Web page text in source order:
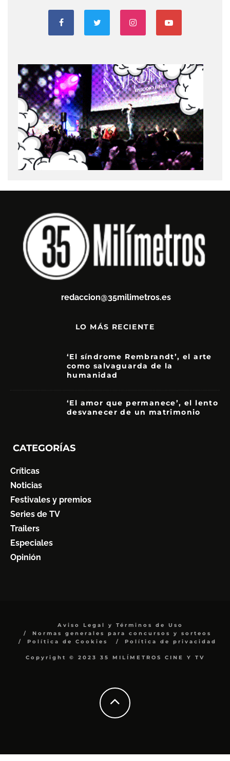
redaccion@35milimetros.es
LO MÁS RECIENTE
‘El síndrome Rembrandt’, el arte
como salvaguarda de la
humanidad
‘El amor que permanece’, el lento
desvanecer de un matrimonio
CATEGORÍAS
Críticas
Noticias
Festivales y premios
Series de TV
Trailers
Especiales
Opinión
Aviso Legal y Términos de Uso
Normas generales para concursos y sorteos
Política de Cookies
Política de privacidad
Copyright © 2023 35 MILÍMETROS CINE Y TV